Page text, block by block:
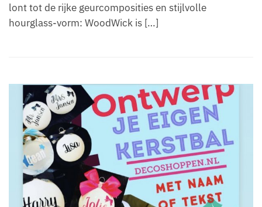
lont tot de rijke geurcomposities en stijlvolle
hourglass-vorm: WoodWick is […]